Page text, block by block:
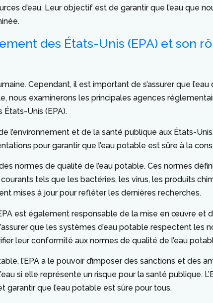
d’eau. Leur objectif est de garantir que l’eau que
des États-Unis (EPA) et son
Cependant, il est important de s’assurer que
nous examinerons les principales agences
États-Unis (EPA).
l’environnement et de la santé publique aux États-
pour garantir que l’eau potable est sûre à la
des normes de qualité de l’eau potable. Ces normes
tels que les bactéries, les virus, les produits
mises à jour pour refléter les dernières recherches.
est également responsable de la mise en œuvre et
que les systèmes d’eau potable respectent les
leur conformité aux normes de qualité de l’eau
l’EPA a le pouvoir d’imposer des sanctions et des
si elle représente un risque pour la santé publique.
que l’eau potable est sûre pour tous.